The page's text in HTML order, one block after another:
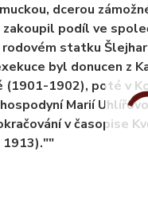
dcerou
podíl ve
statku
byl donucen z
(1901-1902), poté v
Marií
v časopise
1913).""